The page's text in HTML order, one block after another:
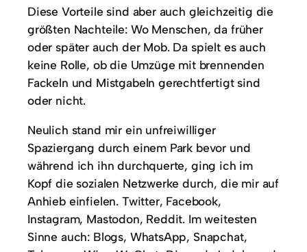
Diese Vorteile sind aber auch gleichzeitig die
größten Nachteile: Wo Menschen, da früher
oder später auch der Mob. Da spielt es auch
keine Rolle, ob die Umzüge mit brennenden
Fackeln und Mistgabeln gerechtfertigt sind
oder nicht.
Neulich stand mir ein unfreiwilliger
Spaziergang durch einem Park bevor und
während ich ihn durchquerte, ging ich im
Kopf die sozialen Netzwerke durch, die mir auf
Anhieb einfielen. Twitter, Facebook,
Instagram, Mastodon, Reddit. Im weitesten
Sinne auch: Blogs, WhatsApp, Snapchat,